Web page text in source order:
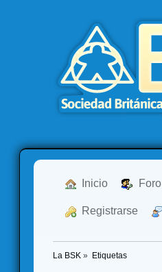
Inicio Foro
Registrarse
La BSK » Etiquetas